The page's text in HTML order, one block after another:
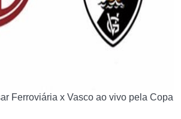
Ferroviária x Vasco ao vivo pela Copa